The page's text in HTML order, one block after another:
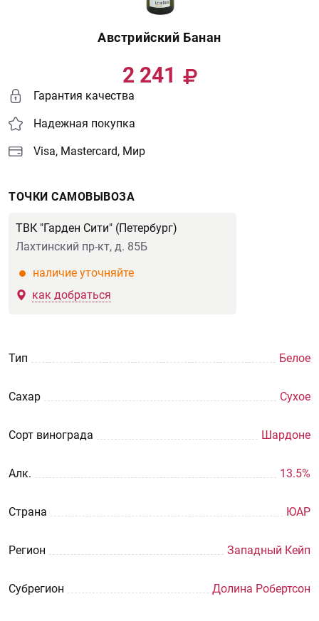
Австрийский Банан
2 241
Гарантия качества
Надежная покупка
Visa, Mastercard, Мир
ТОЧКИ САМОВЫВОЗА
ТВК "Гарден Сити" (Петербург)
Лахтинский пр-кт, д. 85Б
наличие уточняйте
как добраться
Тип Белое
Сахар Сухое
Сорт винограда Шардоне
Aлк. 13.5%
Страна ЮАР
Регион Западный Кейп
Субрегион Долина Робертсон